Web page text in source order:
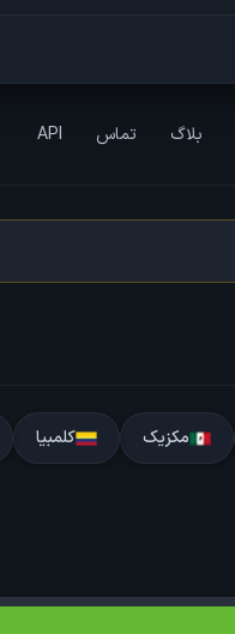
بلاگ تماس API
مکزیک کلمبیا